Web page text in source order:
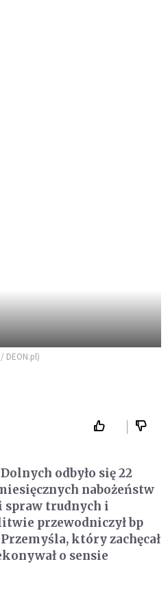
DEON.pl)
odbyło się 22
nabożeństw
spraw trudnych i
przewodniczył bp
który zachęcał
o sensie